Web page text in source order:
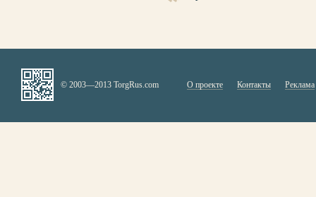
© 2003—2013 TorgRus.com О проекте Контакты Реклама